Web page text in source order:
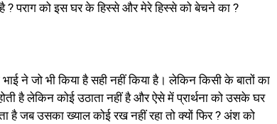
? पराग को इस घर के हिस्से और मेरे हिस्से को बेचने का ?
ने जो भी किया है सही नहीं किया है। लेकिन किसी के बातों का
है लेकिन कोई उठाता नहीं है और ऐसे में प्रार्थना को उसके घर
जब उसका ख्याल कोई रख नहीं रहा तो क्यों फिर ? अंश को